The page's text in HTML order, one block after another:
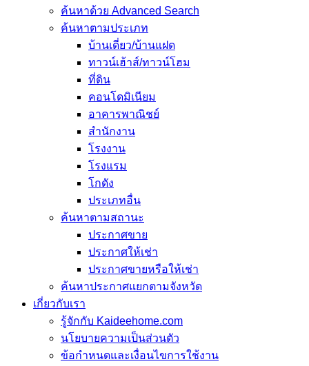
ค้นหาด้วย Advanced Search
ค้นหาตามประเภท
บ้านเดี่ยว/บ้านแฝด
ทาวน์เฮ้าส์/ทาวน์โฮม
ที่ดิน
คอนโดมิเนียม
อาคารพาณิชย์
สำนักงาน
โรงงาน
โรงแรม
โกดัง
ประเภทอื่น
ค้นหาตามสถานะ
ประกาศขาย
ประกาศให้เช่า
ประกาศขายหรือให้เช่า
ค้นหาประกาศแยกตามจังหวัด
เกี่ยวกับเรา
รู้จักกับ Kaideehome.com
นโยบายความเป็นส่วนตัว
ข้อกำหนดและเงื่อนไขการใช้งาน